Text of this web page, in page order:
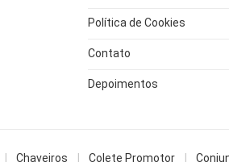
Política de Cookies
Contato
Depoimentos
Chaveiros Colete Promotor